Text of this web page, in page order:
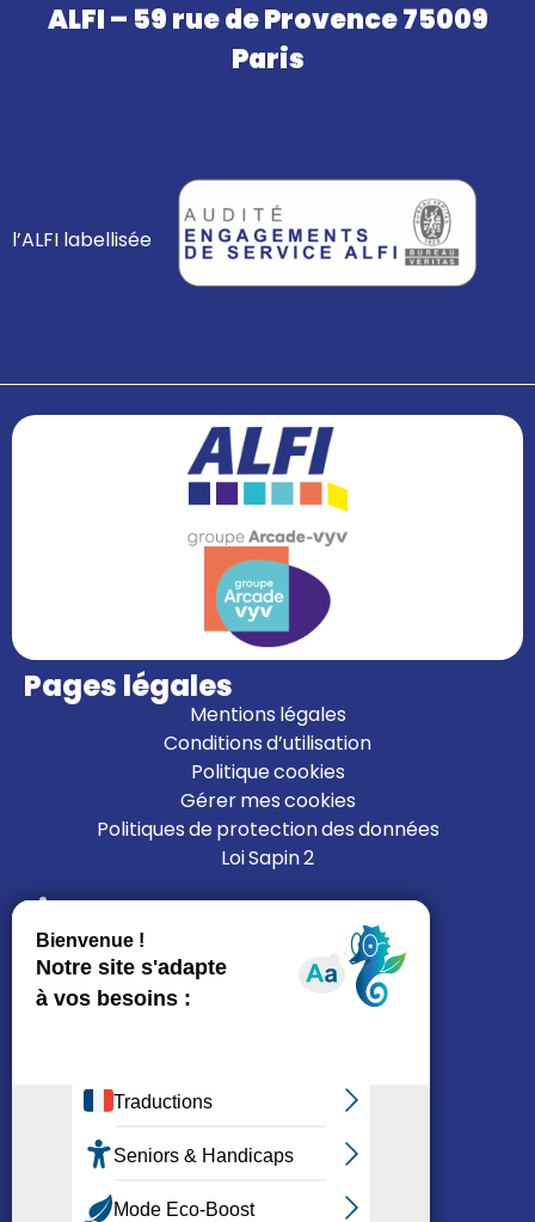
ALFI – 59 rue de Provence 75009
Paris
l’ALFI labellisée
Pages légales
Mentions légales
Conditions d’utilisation
Politique cookies
Gérer mes cookies
Politiques de protection des données
Loi Sapin 2
Liens
Nous rejoindre
Réseaux sociaux